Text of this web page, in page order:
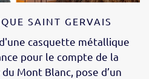
SAINT GERVAIS
casquette métallique
pour le compte de la
Mont Blanc, pose d’un